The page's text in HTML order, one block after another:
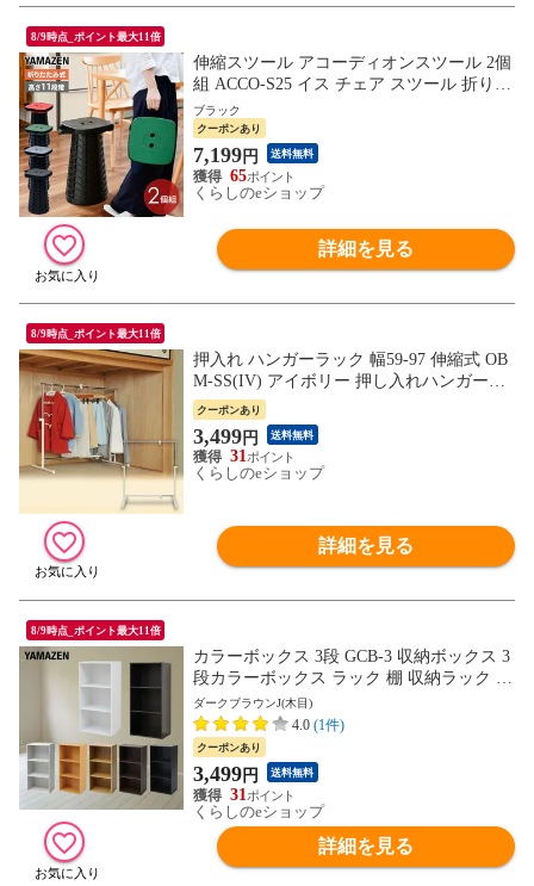
8/9時点_ポイント最大11倍
伸縮スツール アコーディオンスツール 2個
組 ACCO-S25 イス チェア スツール 折りた
たみ 折りたたみチェア 折りたたみスツー
ル 簡易チェア 簡易スツール 高さ調節 コン
パクト おしゃれ 新生活 レジャー アウトド
ア 完成品 山善 YAMAZEN 【送料無料】
ブラック
クーポンあり
7,199円 送料無料
65
くらしのeショップ
詳細を見る
8/9時点_ポイント最大11倍
押入れ ハンガーラック 幅59-97 伸縮式 OB
M-SS(IV) アイボリー 押し入れハンガーラ
ック パイプハンガーラック クローゼット
ハンガーラック 押入れ収納 収納 新生活 お
しゃれ 山善 YAMAZEN 【送料無料】
クーポンあり
3,499円 送料無料
31
くらしのeショップ
詳細を見る
8/9時点_ポイント最大11倍
カラーボックス 3段 GCB-3 収納ボックス 3
段カラーボックス ラック 棚 収納ラック 本
棚 ボックス収納 BOX 山善 YAMAZEN
【送料無料】
ダークブラウンJ(木目)
4.0 (1件)
クーポンあり
3,499円 送料無料
31
くらしのeショップ
詳細を見る